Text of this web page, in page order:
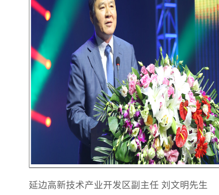
延边高新技术产业开发区副主任 刘文明先生